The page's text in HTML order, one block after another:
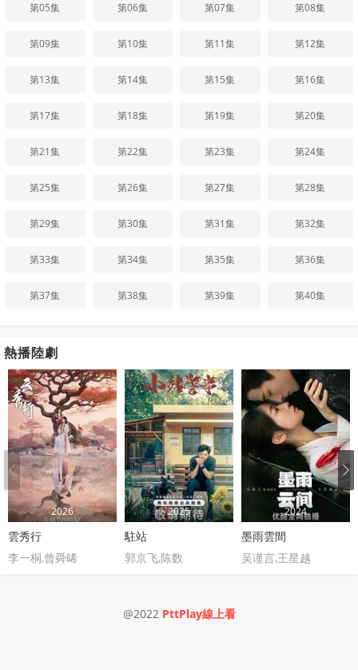
第05集 第06集 第07集 第08集
第09集 第10集 第11集 第12集
第13集 第14集 第15集 第16集
第17集 第18集 第19集 第20集
第21集 第22集 第23集 第24集
第25集 第26集 第27集 第28集
第29集 第30集 第31集 第32集
第33集 第34集 第35集 第36集
第37集 第38集 第39集 第40集
熱播陸劇
2026
雲秀行
李一桐,曾舜晞
2025
駐站
郭京飞,陈数
2024
墨雨雲間
吴谨言,王星越
@2022 PttPlay線上看